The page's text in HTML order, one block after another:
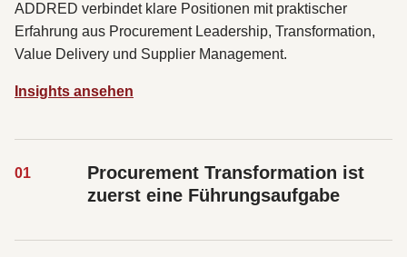
ADDRED verbindet klare Positionen mit praktischer
Erfahrung aus Procurement Leadership, Transformation,
Value Delivery und Supplier Management.
Insights ansehen
01
Procurement Transformation ist
zuerst eine Führungsaufgabe